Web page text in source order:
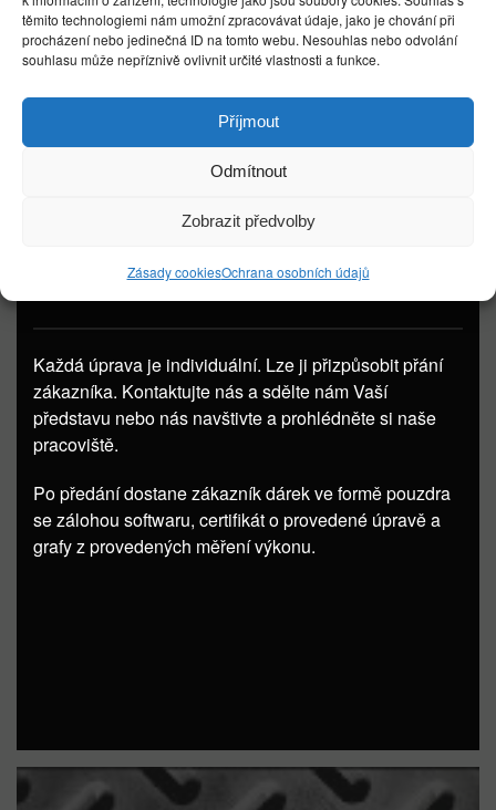
těmito technologiemi nám umožní zpracovávat údaje, jako je chování při
procházení nebo jedinečná ID na tomto webu. Nesouhlas nebo odvolání
souhlasu může nepříznivě ovlivnit určité vlastnosti a funkce.
Příjmout
Odmítnout
Zobrazit předvolby
Zásady cookiesOchrana osobních údajů
DŮLEŽITÉ
INFORMACE
Každá úprava je individuální. Lze ji přizpůsobit přání
zákazníka. Kontaktujte nás a sdělte nám Vaší
představu nebo nás navštivte a prohlédněte si naše
pracoviště.
Po předání dostane zákazník dárek ve formě pouzdra
se zálohou softwaru, certifikát o provedené úpravě a
grafy z provedených měření výkonu.